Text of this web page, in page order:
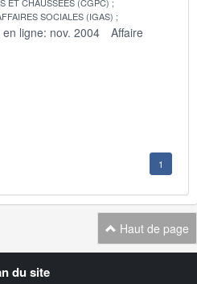
SOCIALES (IGAS)
en ligne: nov. 2004
Affaire
1
Haut de page
du site